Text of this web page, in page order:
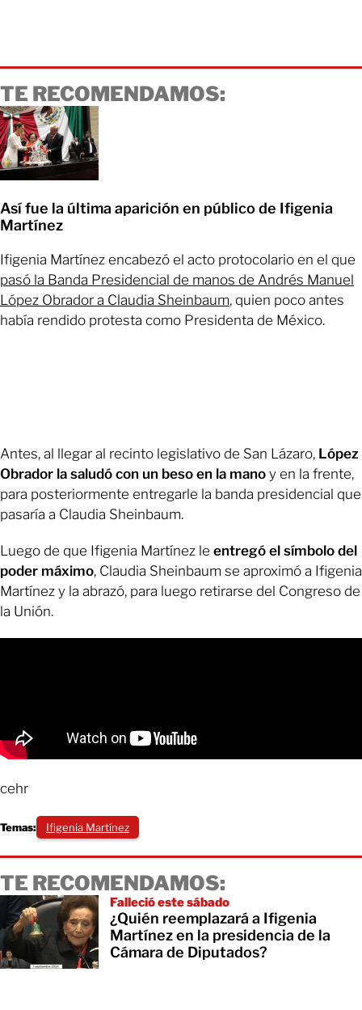
TE RECOMENDAMOS:
Así fue la última aparición en público de Ifigenia
Martínez
Ifigenia Martínez encabezó el acto protocolario en el que
pasó la Banda Presidencial de manos de Andrés Manuel
López Obrador a Claudia Sheinbaum, quien poco antes
había rendido protesta como Presidenta de México.
Antes, al llegar al recinto legislativo de San Lázaro, López
Obrador la saludó con un beso en la mano y en la frente,
para posteriormente entregarle la banda presidencial que
pasaría a Claudia Sheinbaum.
Luego de que Ifigenia Martínez le entregó el símbolo del
poder máximo, Claudia Sheinbaum se aproximó a Ifigenia
Martínez y la abrazó, para luego retirarse del Congreso de
la Unión.
cehr
Temas: Ifigenia Martínez
TE RECOMENDAMOS:
Falleció este sábado
¿Quién reemplazará a Ifigenia
Martínez en la presidencia de la
Cámara de Diputados?